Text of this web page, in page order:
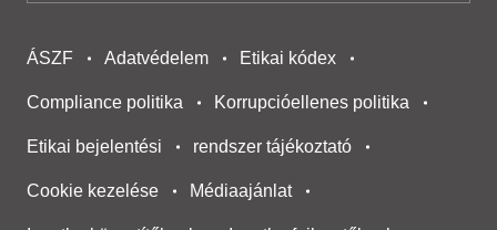
ÁSZF Adatvédelem Etikai kódex
Compliance politika Korrupcióellenes politika
Etikai bejelentési rendszer tájékoztató
Cookie kezelése Médiaajánlat